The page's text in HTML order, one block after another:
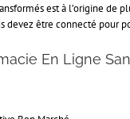
est à l’origine de
devez être connecté pour
En Ligne